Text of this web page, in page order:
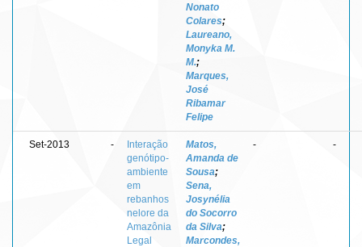
Nonato
Colares;
Laureano,
Monyka M.
M.;
Marques,
José
Ribamar
Felipe
Set-2013 -
Interação
genótipo-
ambiente
em
rebanhos
nelore da
Amazônia
Legal
Matos,
Amanda de
Sousa;
Sena,
Josynélia
do Socorro
da Silva;
Marcondes,
- -